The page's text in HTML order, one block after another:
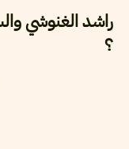
راشد الغنوشي
؟